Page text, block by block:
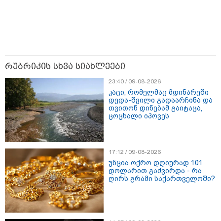
მოქალაქე - რას აცხადებენ
13:25 / 10-08-2026
გოლის აღნიშვნისას
ფეხბურთელი გვირაბში
ჩავარდა - გოლი თამაშგარეს
გამო გაუქმდა, ფეხბურთელმა კი
თბილისი - ანტალია 805.80
რუბრიკის სხვა სიახლეები
23:40 / 09-08-2026
კაცი, რომელმაც მდინარეში
დედა-შვილი გადაარჩინა და
თვითონ დინებამ გაიტაცა,
ცოცხალი იპოვეს
17:12 / 09-08-2026
უნცია ოქრო დღიურად 101
დოლარით გაძვირდა - რა
ღირს გრამი საქართველოში?